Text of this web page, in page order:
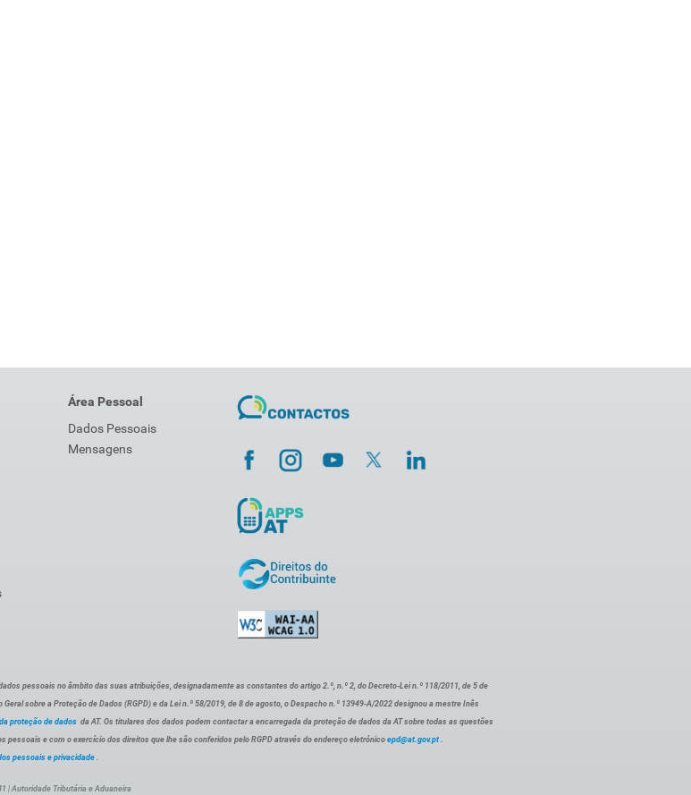
Área Pessoal
Dados Pessoais
Mensagens
pessoais no âmbito das suas atribuições, designadamente as constantes do artigo 2.º, n.º 2, do Decreto-Lei n.º 118/2011, de 5 de
sobre a Proteção de Dados (RGPD) e da Lei n.º 58/2019, de 8 de agosto, o Despacho n.º 13949-A/2022 designou a mestre Inês
proteção de dados da AT. Os titulares dos dados podem contactar a encarregada da proteção de dados da AT sobre todas as questões
pessoais e com o exercício dos direitos que lhe são conferidos pelo RGPD através do endereço eletrónico epd@at.gov.pt .
pessoais e privacidade.
| Autoridade Tributária e Aduaneira